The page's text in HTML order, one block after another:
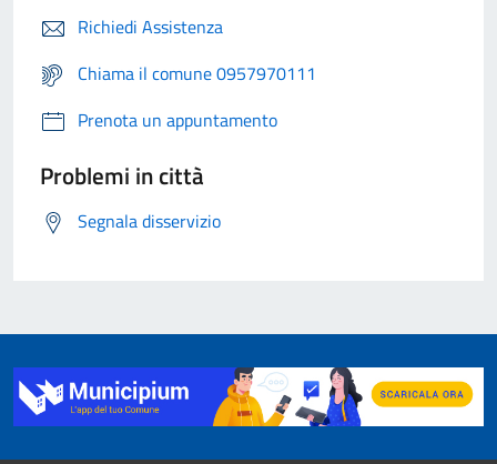
Richiedi Assistenza
Chiama il comune 0957970111
Prenota un appuntamento
Problemi in città
Segnala disservizio